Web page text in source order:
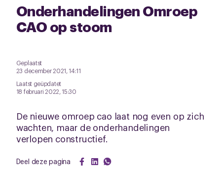
Onderhandelingen Omroep
CAO op stoom
Geplaatst
23 december 2021, 14:11
Laatst geüpdatet
18 februari 2022, 15:30
De nieuwe omroep cao laat nog even op zich
wachten, maar de onderhandelingen
verlopen constructief.
Deel deze pagina